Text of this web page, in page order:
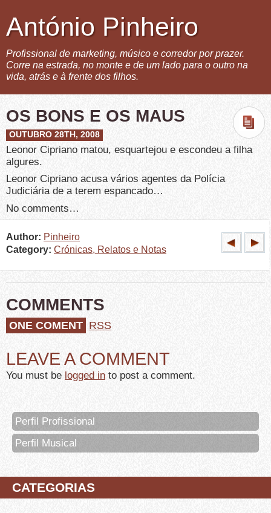
António Pinheiro
Profissional de marketing, músico e corredor por prazer.
Corre na estrada, no monte e de um lado para o outro na
vida, atrás e à frente dos filhos.
OS BONS E OS MAUS
OUTUBRO 28TH, 2008
Leonor Cipriano matou, esquartejou e escondeu a filha
algures.
Leonor Cipriano acusa vários agentes da Polícia
Judiciária de a terem espancado…
No comments…
Author: Pinheiro
Category: Crónicas, Relatos e Notas
COMMENTS
ONE COMENT RSS
LEAVE A COMMENT
You must be logged in to post a comment.
Perfil Profissional
Perfil Musical
CATEGORIAS